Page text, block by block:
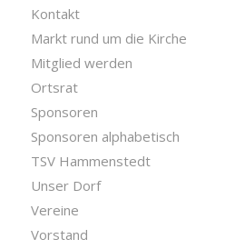
Kontakt
Markt rund um die Kirche
Mitglied werden
Ortsrat
Sponsoren
Sponsoren alphabetisch
TSV Hammenstedt
Unser Dorf
Vereine
Vorstand